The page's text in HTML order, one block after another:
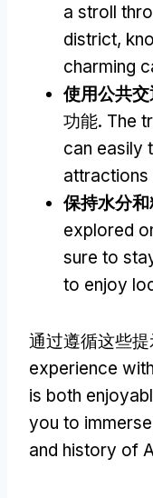
a stroll
district,
charming
使用公共
功能. The
can easily
attractions
保持水分
explored
sure to
to enjoy
通过遵循这些提
experience
is both
you to
and history of